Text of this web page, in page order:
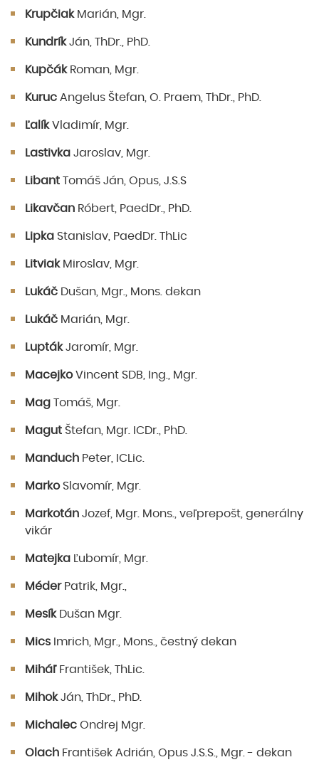
KrupčiakMarián, Mgr.
KundríkJán, ThDr., PhD.
KupčákRoman, Mgr.
Kuruc Angelus Štefan, O. Praem, ThDr., PhD.
ĽalíkVladimír, Mgr.
Lastivka Jaroslav, Mgr.
Libant Tomáš Ján, Opus, J.S.S
Likavčan Róbert, PaedDr., PhD.
Lipka Stanislav, PaedDr. ThLic
LitviakMiroslav, Mgr.
Lukáč Dušan, Mgr., Mons. dekan
Lukáč Marián, Mgr.
LuptákJaromír, Mgr.
MacejkoVincent SDB, Ing., Mgr.
Mag Tomáš, Mgr.
Magut Štefan, Mgr. ICDr., PhD.
Manduch Peter, ICLic.
MarkoSlavomír, Mgr.
Markotán Jozef, Mgr. Mons., veľprepošt, generálny
vikár
Matejka Ľubomír, Mgr.
MéderPatrik, Mgr.,
MesíkDušan Mgr.
Mics Imrich, Mgr., Mons., čestný dekan
MiháľFrantišek, ThLic.
MihokJán, ThDr., PhD.
Michalec Ondrej Mgr.
Olach František Adrián, Opus J.S.S., Mgr. - dekan